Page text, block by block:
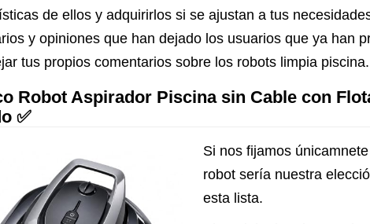
de ellos y adquirirlos si se ajustan a tus
y opiniones que han dejado los usuarios que ya han
tus propios comentarios sobre los robots limpia piscina.
Robot Aspirador Piscina sin Cable con
✅
Si nos fijamos
robot sería nuestra
esta lista.